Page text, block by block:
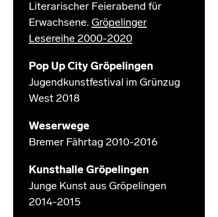
Literarischer Feierabend für
Erwachsene. Gröpelinger
Lesereihe 2000-2020
Pop Up City Gröpelingen
Jugendkunstfestival im Grünzug
West 2018
Weserwege
Bremer Fährtag 2010-2016
Kunsthalle Gröpelingen
Junge Kunst aus Gröpelingen
2014-2015